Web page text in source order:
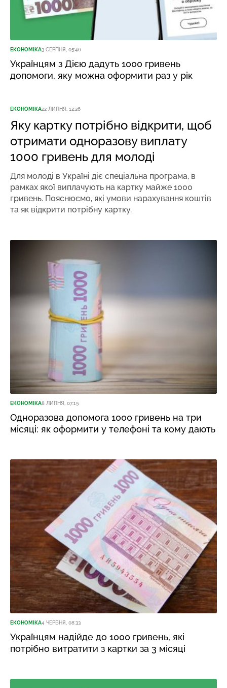
ЕКОНОМІКА3 СЕРПНЯ, 05:46
Українцям з Дією дадуть 1000 гривень
допомоги, яку можна оформити раз у рік
ЕКОНОМІКА22 ЛИПНЯ, 12:26
Яку картку потрібно відкрити, щоб
отримати одноразову виплату
1000 гривень для молоді
Для молоді в Україні діє спеціальна програма, в
рамках якої виплачують на картку майже 1000
гривень. Пояснюємо, які умови нарахування коштів
та як відкрити потрібну картку.
ЕКОНОМІКА8 ЛИПНЯ, 07:15
Одноразова допомога 1000 гривень на три
місяці: як оформити у телефоні та кому дають
ЕКОНОМІКА4 ЧЕРВНЯ, 08:33
Українцям надійде до 1000 гривень, які
потрібно витратити з картки за 3 місяці